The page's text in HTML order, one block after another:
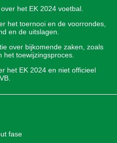
het EK 2024 voetbal.
het toernooi en de voorrondes,
en de uitslagen.
over bijkomende zaken, zoals
toewijzingsproces.
het EK 2024 en niet officieel
fase